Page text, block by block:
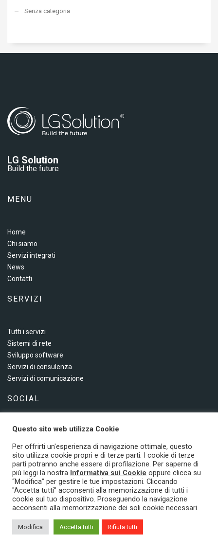
Senza categoria
LG Solution
Build the future
MENU
Home
Chi siamo
Servizi integrati
News
Contatti
SERVIZI
Tutti i servizi
Sistemi di rete
Sviluppo software
Servizi di consulenza
Servizi di comunicazione
SOCIAL
Seguici sui social
© 2022 LG Solution Srl - PI/CF 03393760719 - Tutti i diritti riservati.
Privacy e Cookie
Questo sito web utilizza Cookie
Per offrirti un'esperienza di navigazione ottimale, questo
sito utilizza cookie propri e di terze parti. I cookie di terze
parti potranno anche essere di profilazione. Per saperne di
più leggi la nostra Informativa sui Cookie oppure clicca su
“Modifica” per gestire le tue impostazioni. Cliccando
"Accetta tutti" acconsenti alla memorizzazione di tutti i
cookie sul tuo dispositivo. Proseguendo la navigazione
acconsenti alla memorizzazione dei soli cookie necessari.
Modifica Accetta tutti Rifiuta tutti